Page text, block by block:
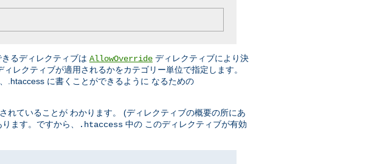
るディレクティブは AllowOverride ディレクティブにより決
レクティブが適用されるかをカテゴリー単位で指定します。
.htaccess に書くことができるように なるための
れていることが わかります。 (ディレクティブの概要の所にあ
ります。ですから、 .htaccess 中の このディレクティブが有効